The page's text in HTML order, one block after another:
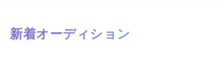
新着オーディション